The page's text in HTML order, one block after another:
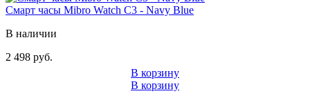
Смарт часы Mibro Watch C3 - Navy Blue
В наличии
2 498 руб.
В корзину
В корзину